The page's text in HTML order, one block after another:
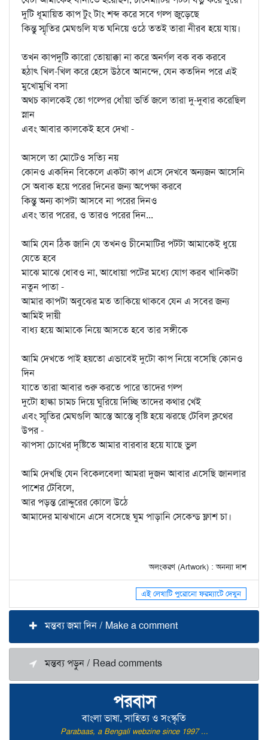
পরবাস
বাংলা ভাষা, সাহিত্য ও সংস্কৃতি
Parabaas, a Bengali webzine since 1997 ...
দুটি ধূমায়িত কাপ টুং টাং শব্দ করে সবে গল্প জুড়েছে
কিন্তু স্মৃতির মেঘগুলি যত ঘনিয়ে ওঠে ততই তারা নীরব হয়ে যায়।
তখন কাপদুটি কারো তোয়াক্কা না করে অনর্গল বক বক করবে
হঠাৎ খিল-খিল করে হেসে উঠবে আনন্দে, যেন কতদিন পরে এই
মুখোমুখি বসা
অথচ কালকেই তো গল্পের ধোঁয়া ভর্তি জলে তারা দু-দুবার করেছিল
স্নান
এবং আবার কালকেই হবে দেখা -
আসলে তা মোটেও সত্যি নয়
কোনও একদিন বিকেলে একটা কাপ এসে দেখবে অন্যজন আসেনি
সে অবাক হয়ে পরের দিনের জন্য অপেক্ষা করবে
কিন্তু অন্য কাপটা আসবে না পরের দিনও
এবং তার পরের, ও তারও পরের দিন...
আমি যেন ঠিক জানি যে তখনও চীনেমাটির পটটা আমাকেই ধুয়ে
যেতে হবে
মাঝে মাঝে ধোবও না, আধোয়া পটের মধ্যে যোগ করব খানিকটা
নতুন পাতা -
আমার কাপটা অবুঝের মত তাকিয়ে থাকবে যেন এ সবের জন্য
আমিই দায়ী
বাধ্য হয়ে আমাকে নিয়ে আসতে হবে তার সঙ্গীকে
আমি দেখতে পাই হয়তো এভাবেই দুটো কাপ নিয়ে বসেছি কোনও
দিন
যাতে তারা আবার শুরু করতে পারে তাদের গল্প
দুটো হাল্কা চামচ দিয়ে ঘুরিয়ে দিচ্ছি তাদের কথার খেই
এবং স্মৃতির মেঘগুলি আস্তে আস্তে বৃষ্টি হয়ে ঝরছে টেবিল ক্লথের
উপর -
ঝাপসা চোখের দৃষ্টিতে আমার বারবার হয়ে যাছে ভুল
আমি দেখছি যেন বিকেলবেলা আমরা দুজন আবার এসেছি জানলার
পাশের টেবিলে,
আর পড়ন্ত রোদ্দুরের কোলে উঠে
আমাদের মাঝখানে এসে বসেছে ঘুম পাড়ানি সেকেন্ড ফ্লাশ চা।
অলংকরণ (Artwork) : অনন্যা দাশ
এই লেখাটি পুরোনো ফরম্যাটে দেখুন
মন্তব্য জমা দিন / Make a comment
মন্তব্য পড়ুন / Read comments